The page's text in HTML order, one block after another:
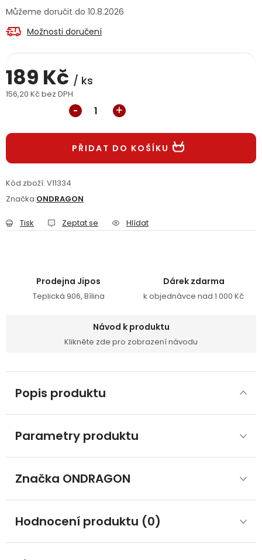
Servis nářadí Hodnocení obchodu
Reklamační formulář
Obchodní podmínky Reklamační řád
10.8.2026
Možnosti doručení
189 Kč / ks
156,20 Kč bez DPH
PŘIDAT DO KOŠÍKU
Kód zboží: V11334
Značka:ONDRAGON
Tisk Zeptat se Hlídat
Prodejna Jipos
Teplická 906, Bílina
Dárek zdarma
k objednávce nad 1 000 Kč
Návod k produktu
Klikněte zde pro zobrazení návodu
Popis produktu
Parametry produktu
Značka ONDRAGON
Hodnocení produktu (0)